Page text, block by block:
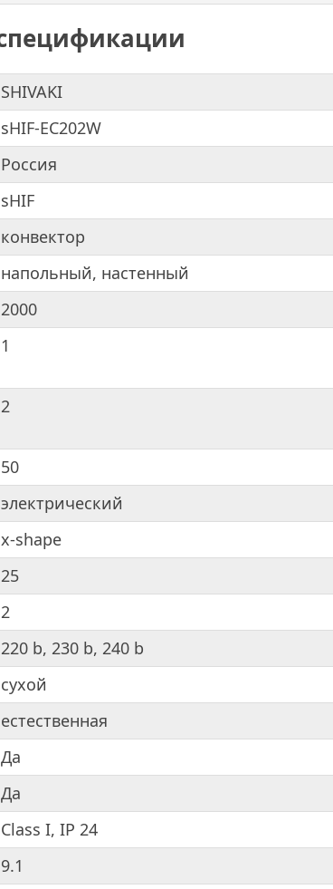
SHIVAKI
sHIF-EC202W
Россия
sHIF
конвектор
напольный, настенный
2000
1
2
50
электрический
x-shape
25
2
220 b, 230 b, 240 b
сухой
естественная
Да
Да
Class I, IP 24
9.1